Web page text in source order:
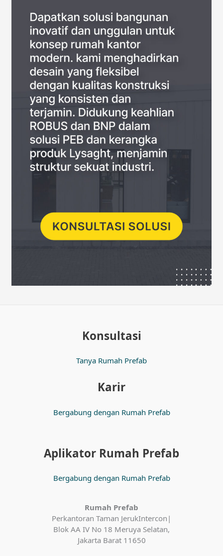
Konsultasi
Tanya Rumah Prefab
Karir
Bergabung dengan Rumah Prefab
Aplikator Rumah Prefab
Bergabung dengan Rumah Prefab
Rumah Prefab
Perkantoran Taman JerukIntercon|
Blok AA IV No 18 Meruya Selatan,
Jakarta Barat 11650